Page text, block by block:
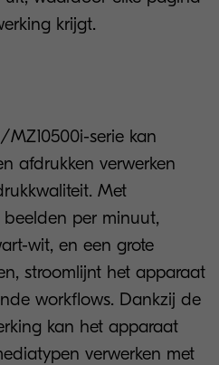
krijgt.
MZ10500i-serie kan
afdrukken verwerken
Met
per minuut,
wit, en een grote
stroomlijnt het apparaat
workflows. Dankzij de
kan het apparaat
verwerken met